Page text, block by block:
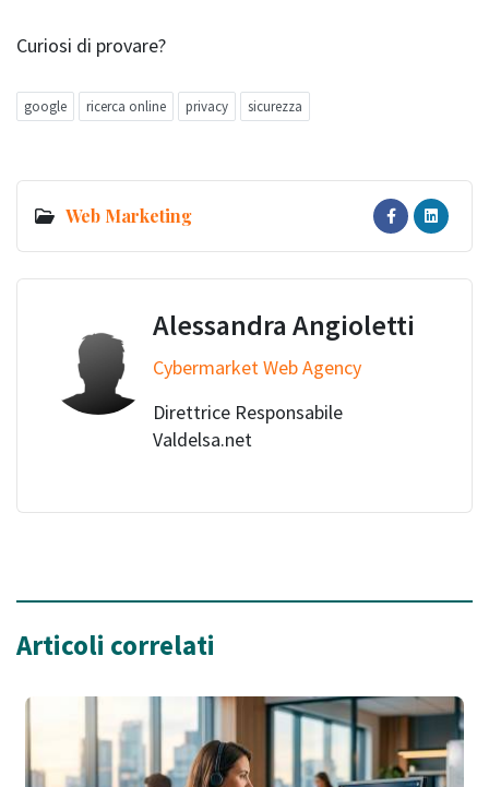
Curiosi di provare?
google ricerca online privacy sicurezza
Web Marketing
Alessandra Angioletti
Cybermarket Web Agency
Direttrice Responsabile
Valdelsa.net
Articoli correlati